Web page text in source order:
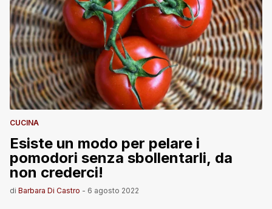
CUCINA
Esiste un modo per pelare i
pomodori senza sbollentarli, da
non crederci!
di Barbara Di Castro - 6 agosto 2022